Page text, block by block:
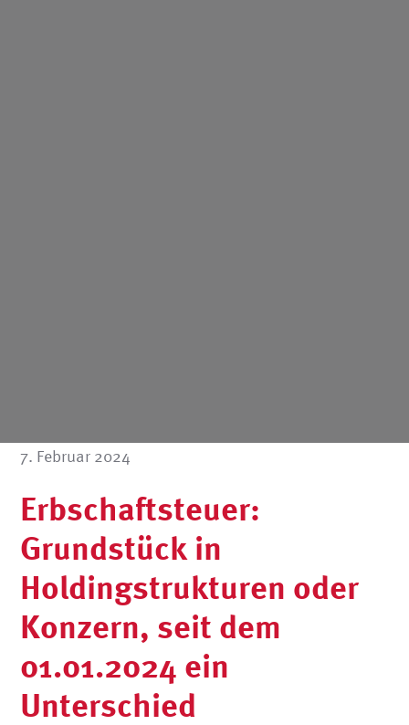
7. Februar 2024
Erbschaftsteuer:
Grundstück in
Holdingstrukturen oder
Konzern, seit dem
01.01.2024 ein
Unterschied